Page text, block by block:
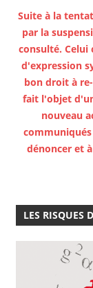
Suite à la
par la
consulté.
d'expression
bon droit à
fait l'objet
nouveau
communiqués
dénoncer et
LES RISQUES